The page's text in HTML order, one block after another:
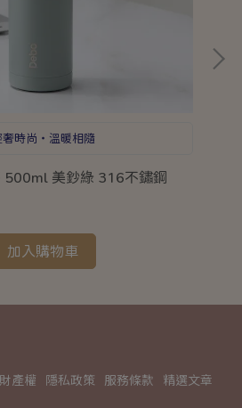
奢時尚‧溫暖相隨
500ml 美鈔綠 316不鏽鋼
加入購物車
產權 隱私政策 服務條款 精選文章